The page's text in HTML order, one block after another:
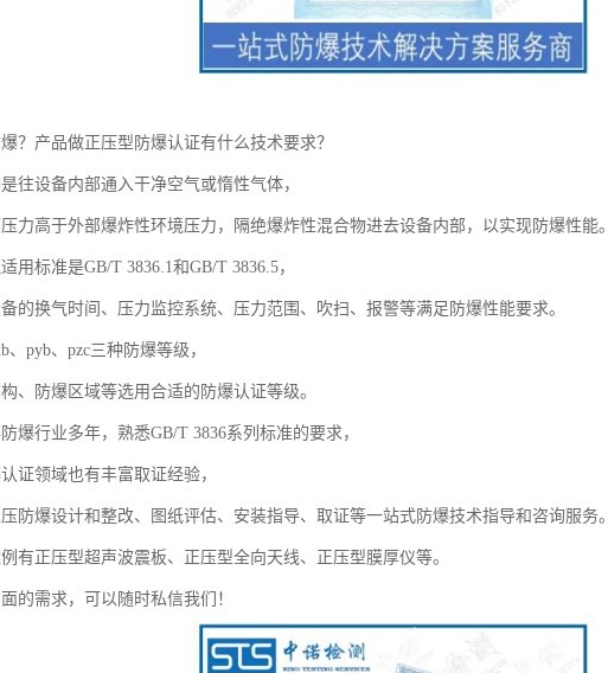
？产品做正压型防爆认证有什么技术要求？
往设备内部通入干净空气或惰性气体，
力高于外部爆炸性环境压力，隔绝爆炸性混合物进去设备内部，以实现防爆性能。
用标准是GB/T 3836.1和GB/T 3836.5，
的换气时间、压力监控系统、压力范围、吹扫、报警等满足防爆性能要求。
、pyb、pzc三种防爆等级，
、防爆区域等选用合适的防爆认证等级。
爆行业多年，熟悉GB/T 3836系列标准的要求，
证领域也有丰富取证经验，
防爆设计和整改、图纸评估、安装指导、取证等一站式防爆技术指导和咨询服务。
有正压型超声波震板、正压型全向天线、正压型膜厚仪等。
的需求，可以随时私信我们！